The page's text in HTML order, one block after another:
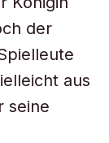
der
aus
seine